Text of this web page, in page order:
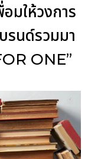
มให้วงการ
รนด์รวมมา
ONE”